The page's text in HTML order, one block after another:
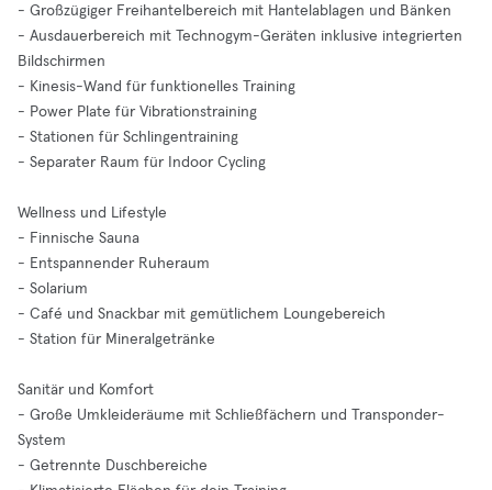
- Großzügiger Freihantelbereich mit Hantelablagen und Bänken
- Ausdauerbereich mit Technogym-Geräten inklusive integrierten
Bildschirmen
- Kinesis-Wand für funktionelles Training
- Power Plate für Vibrationstraining
- Stationen für Schlingentraining
- Separater Raum für Indoor Cycling
Wellness und Lifestyle
- Finnische Sauna
- Entspannender Ruheraum
- Solarium
- Café und Snackbar mit gemütlichem Loungebereich
- Station für Mineralgetränke
Sanitär und Komfort
- Große Umkleideräume mit Schließfächern und Transponder-
System
- Getrennte Duschbereiche